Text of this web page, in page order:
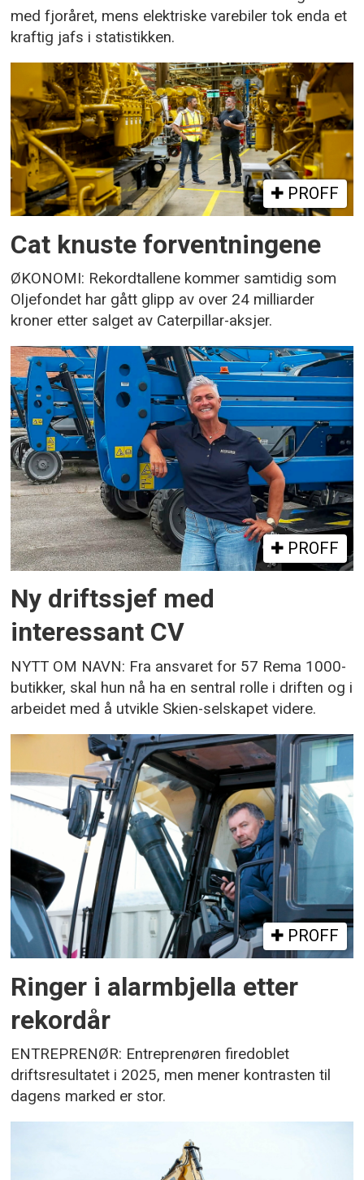
med fjoråret, mens elektriske varebiler tok enda et
kraftig jafs i statistikken.
PROFF
Cat knuste forventningene
ØKONOMI: Rekordtallene kommer samtidig som
Oljefondet har gått glipp av over 24 milliarder
kroner etter salget av Caterpillar-aksjer.
PROFF
Ny driftssjef med
interessant CV
NYTT OM NAVN: Fra ansvaret for 57 Rema 1000-
butikker, skal hun nå ha en sentral rolle i driften og i
arbeidet med å utvikle Skien-selskapet videre.
PROFF
Ringer i alarmbjella etter
rekordår
ENTREPRENØR: Entreprenøren firedoblet
driftsresultatet i 2025, men mener kontrasten til
dagens marked er stor.